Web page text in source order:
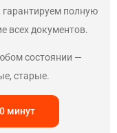
полную
всех документов.
состоянии —
старые.
минут